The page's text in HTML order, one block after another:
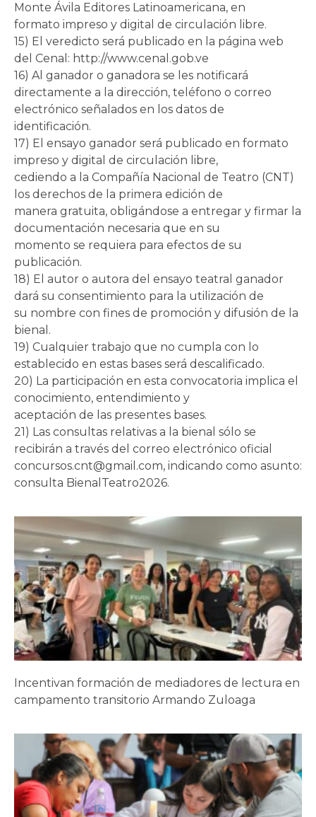
Monte Ávila Editores Latinoamericana, en
formato impreso y digital de circulación libre.
15) El veredicto será publicado en la página web
del Cenal: http://www.cenal.gob.ve
16) Al ganador o ganadora se les notificará
directamente a la dirección, teléfono o correo
electrónico señalados en los datos de
identificación.
17) El ensayo ganador será publicado en formato
impreso y digital de circulación libre,
cediendo a la Compañía Nacional de Teatro (CNT)
los derechos de la primera edición de
manera gratuita, obligándose a entregar y firmar la
documentación necesaria que en su
momento se requiera para efectos de su
publicación.
18) El autor o autora del ensayo teatral ganador
dará su consentimiento para la utilización de
su nombre con fines de promoción y difusión de la
bienal.
19) Cualquier trabajo que no cumpla con lo
establecido en estas bases será descalificado.
20) La participación en esta convocatoria implica el
conocimiento, entendimiento y
aceptación de las presentes bases.
21) Las consultas relativas a la bienal sólo se
recibirán a través del correo electrónico oficial
concursos.cnt@gmail.com, indicando como asunto:
consulta BienalTeatro2026.
Incentivan formación de mediadores de lectura en
campamento transitorio Armando Zuloaga